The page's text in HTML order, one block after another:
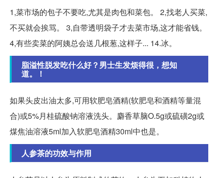
1,菜市场的包子不要吃,尤其是肉包和菜包。 2,找老人买菜,
不买就会挨骂。 3,自带透明袋子才去菜市场,这才能省钱。
4,有些卖菜的阿姨总会送几根葱,这样子... 14.冰。
脂溢性脱发吃什么好？男士生发烦得很，想知
道。！
如果头皮出油太多,可用软肥皂酒精(软肥皂和酒精等量混
合)或5%月桂硫酸钠溶液洗头。麝香草脑O.5g或硫磺2g或
煤焦油溶液5ml加入软肥皂酒精30ml中也是。
人参茶的功效与作用